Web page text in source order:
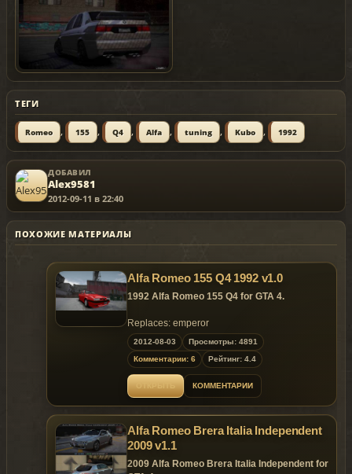
ТЕГИ
Romeo , 155 , Q4 , Alfa , tuning , Kubo , 1992
ДОБАВИЛ
Alex9581
2012-09-11 в 22:40
ПОХОЖИЕ МАТЕРИАЛЫ
Alfa Romeo 155 Q4 1992 v1.0
1992 Alfa Romeo 155 Q4 for GTA 4.
Replaces: emperor
2012-08-03
Просмотры: 4891
Комментарии: 6
Рейтинг: 4.4
КОММЕНТАРИИ
Alfa Romeo Brera Italia Independent
2009 v1.1
2009 Alfa Romeo Brera Italia Independent for